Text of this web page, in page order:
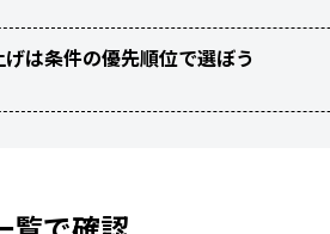
は条件の優先順位で選ぼう